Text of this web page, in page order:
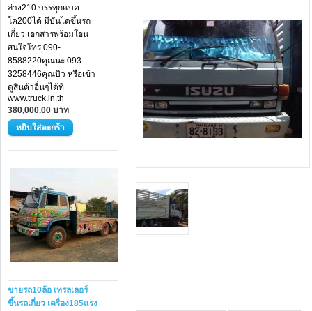
ล่าง210 บรรทุกแบค
โค200ได้ มีบันไดขึ้นรถ
เกี่ยว เอกสารพร้อมโอน
สนใจโทร 090-
8588220คุณนะ 093-
3258446คุณบิว หรือเข้า
ดูสินค้าอื่นๆได้ที่
www.truck.in.th
380,000.00 บาท
ขายรถ10ล้อ เทรลเลอร์
ขึ้นรถเกี่ยว เครื่อง185แรง